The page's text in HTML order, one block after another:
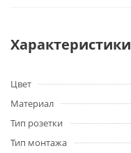
Характеристики
Цвет
Материал
Тип розетки
Тип монтажа